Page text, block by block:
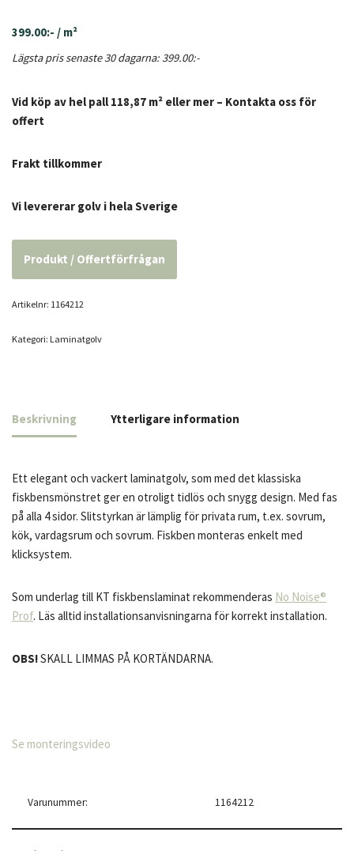
399.00:- / m²
Lägsta pris senaste 30 dagarna: 399.00:-
Vid köp av hel pall 118,87 m² eller mer – Kontakta oss för
offert
Frakt tillkommer
Vi levererar golv i hela Sverige
Produkt / Offertförfrågan
Artikelnr: 1164212
Kategori: Laminatgolv
Beskrivning Ytterligare information
Ett elegant och vackert laminatgolv, som med det klassiska
fiskbensmönstret ger en otroligt tidlös och snygg design. Med fas
på alla 4 sidor. Slitstyrkan är lämplig för privata rum, t.ex. sovrum,
kök, vardagsrum och sovrum. Fiskben monteras enkelt med
klicksystem.
Som underlag till KT fiskbenslaminat rekommenderas No Noise®
Prof. Läs alltid installationsanvisningarna för korrekt installation.
OBS!SKALL LIMMAS PÅ KORTÄNDARNA.
Se monteringsvideo
Varunummer: 1164212